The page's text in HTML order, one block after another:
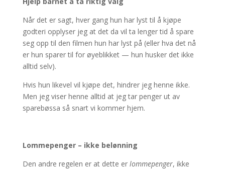
Når det er sagt, hver gang hun har lyst til å kjøpe
godteri opplyser jeg at det da vil ta lenger tid å spare
seg opp til den filmen hun har lyst på (eller hva det nå
er hun sparer til for øyeblikket — hun husker det ikke
alltid selv).
Hvis hun likevel vil kjøpe det, hindrer jeg henne ikke.
Men jeg viser henne alltid at jeg tar penger ut av
sparebøssa så snart vi kommer hjem.
Lommepenger – ikke belønning
Den andre regelen er at dette er lommepenger, ikke